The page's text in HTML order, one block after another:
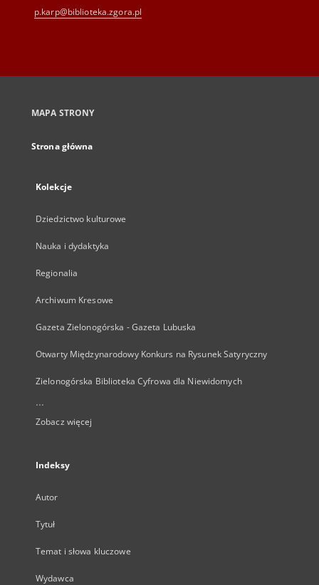
p.karp@biblioteka.zgora.pl
MAPA STRONY
Strona główna
Kolekcje
Dziedzictwo kulturowe
Nauka i dydaktyka
Regionalia
Archiwum Kresowe
Gazeta Zielonogórska - Gazeta Lubuska
Otwarty Międzynarodowy Konkurs na Rysunek Satyryczny
Zielonogórska Biblioteka Cyfrowa dla Niewidomych
...
Zobacz więcej
Indeksy
Autor
Tytuł
Temat i słowa kluczowe
Wydawca